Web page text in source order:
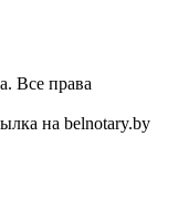
Все права
на belnotary.by